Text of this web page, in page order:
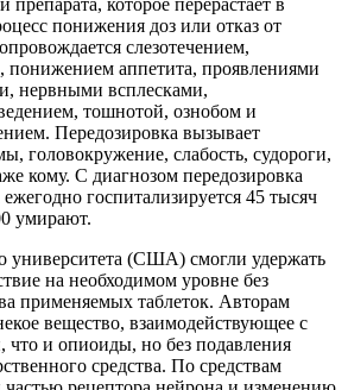
препарата, которое перерастает в
понижения доз или отказ от
слезотечением,
понижением аппетита, проявлениями
нервными всплесками,
тошнотой, ознобом и
Передозировка вызывает
головокружение, слабость, судороги,
кому. С диагнозом передозировка
госпитализируется 45 тысяч
умирают.
университета (США) смогли удержать
на необходимом уровне без
применяемых таблеток. Авторам
вещество, взаимодействующее с
что и опиоиды, но без подавления
средства. По средствам